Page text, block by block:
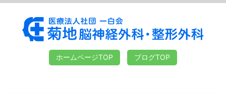
ホームページTOP ブログTOP